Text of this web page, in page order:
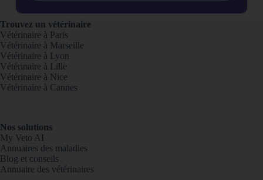
Trouvez un vétérinaire
Vétérinaire à Paris
Vétérinaire à Marseille
Vétérinaire à Lyon
Vétérinaire à Lille
Vétérinaire à Nice
Vétérinaire à Cannes
Nos solutions
My Veto AI
Annuaires des maladies
Blog et conseils
Annuaire des vétérinaires